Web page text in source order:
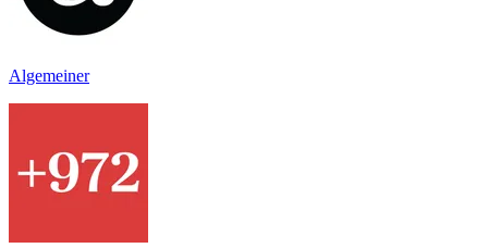
Algemeiner